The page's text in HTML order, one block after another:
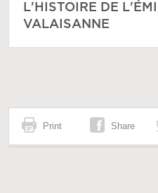
L'HISTOIRE DE
VALAISANNE
Print Share